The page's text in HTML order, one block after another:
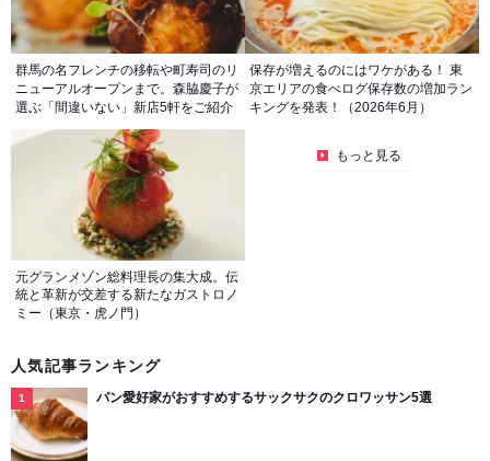
群馬の名フレンチの移転や町寿司のリ
ニューアルオープンまで。森脇慶子が
選ぶ「間違いない」新店5軒をご紹介
保存が増えるのにはワケがある！ 東
京エリアの食べログ保存数の増加ラン
キングを発表！（2026年6月）
元グランメゾン総料理長の集大成。伝
統と革新が交差する新たなガストロノ
ミー（東京・虎ノ門）
もっと見る
人気記事ランキング
パン愛好家がおすすめするサックサクのクロワッサン5選